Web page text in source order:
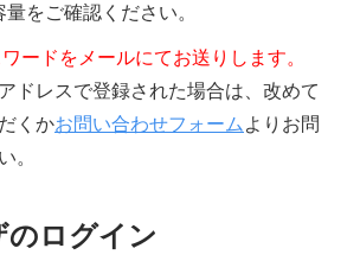
量をご確認ください。
ードをメールにてお送りします。
ドレスで登録された場合は、改めて
くかお問い合わせフォーム よりお問
。
のログイン